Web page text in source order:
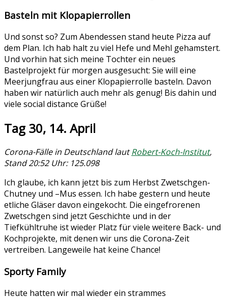
Basteln mit Klopapierrollen
Und sonst so? Zum Abendessen stand heute Pizza auf
dem Plan. Ich hab halt zu viel Hefe und Mehl gehamstert.
Und vorhin hat sich meine Tochter ein neues
Bastelprojekt für morgen ausgesucht: Sie will eine
Meerjungfrau aus einer Klopapierrolle basteln. Davon
haben wir natürlich auch mehr als genug! Bis dahin und
viele social distance Grüße!
Tag 30, 14. April
Corona-Fälle in Deutschland lautRobert-Koch-Institut,
Stand 20:52 Uhr: 125.098
Ich glaube, ich kann jetzt bis zum Herbst Zwetschgen-
Chutney und –Mus essen. Ich habe gestern und heute
etliche Gläser davon eingekocht. Die eingefrorenen
Zwetschgen sind jetzt Geschichte und in der
Tiefkühltruhe ist wieder Platz für viele weitere Back- und
Kochprojekte, mit denen wir uns die Corona-Zeit
vertreiben. Langeweile hat keine Chance!
Sporty Family
Heute hatten wir mal wieder ein strammes